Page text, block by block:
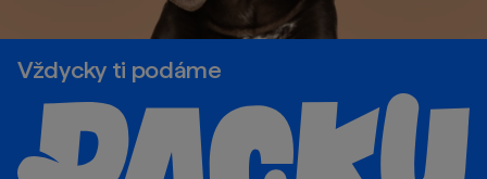
Vždycky ti podáme